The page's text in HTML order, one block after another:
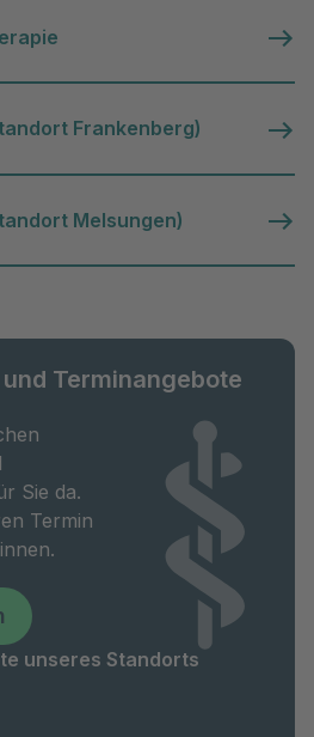
Frankenberg)
Melsungen)
Terminangebote
Sie da.
Termin
unseres Standorts